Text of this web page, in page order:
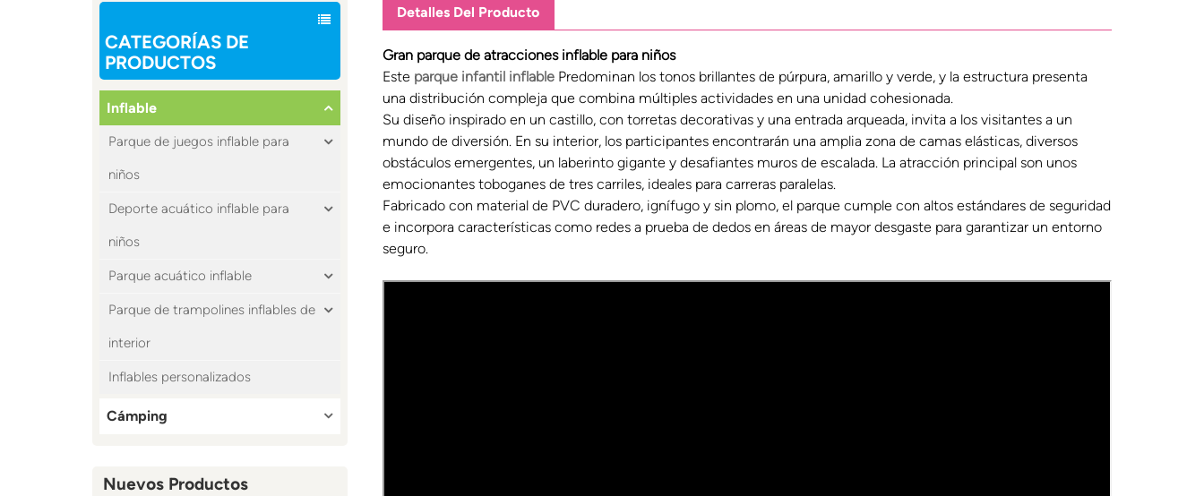
CATEGORÍAS DE
PRODUCTOS
Inflable
Parque de juegos inflable para
niños
Deporte acuático inflable para
niños
Parque acuático inflable
Parque de trampolines inflables de
interior
Inflables personalizados
Cámping
Nuevos Productos
Detalles Del Producto
Gran parque de atracciones inflable para niños
Este parque infantil inflable Predominan los tonos brillantes de púrpura, amarillo y verde, y la estructura presenta
una distribución compleja que combina múltiples actividades en una unidad cohesionada.
Su diseño inspirado en un castillo, con torretas decorativas y una entrada arqueada, invita a los visitantes a un
mundo de diversión. En su interior, los participantes encontrarán una amplia zona de camas elásticas, diversos
obstáculos emergentes, un laberinto gigante y desafiantes muros de escalada. La atracción principal son unos
emocionantes toboganes de tres carriles, ideales para carreras paralelas.
Fabricado con material de PVC duradero, ignífugo y sin plomo, el parque cumple con altos estándares de seguridad
e incorpora características como redes a prueba de dedos en áreas de mayor desgaste para garantizar un entorno
seguro.